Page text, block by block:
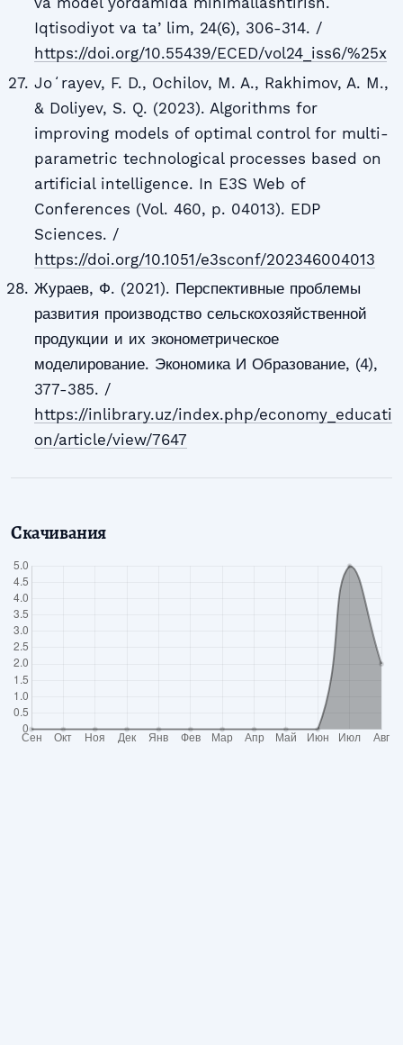
Iqtisodiyot va taʼlim, 24(6), 306-314. /
https://doi.org/10.55439/ECED/vol24_iss6/%25x
Joʻrayev, F. D., Ochilov, M. A., Rakhimov, A. M.,
& Doliyev, S. Q. (2023). Algorithms for
improving models of optimal control for multi-
parametric technological processes based on
artificial intelligence. In E3S Web of
Conferences (Vol. 460, p. 04013). EDP
Sciences. /
https://doi.org/10.1051/e3sconf/202346004013
Жураев, Ф. (2021). Перспективные проблемы
развития производство сельскохозяйственной
продукции и их эконометрическое
моделирование. Экономика И Образование, (4),
377-385. /
https://inlibrary.uz/index.php/economy_educati
on/article/view/7647
Скачивания